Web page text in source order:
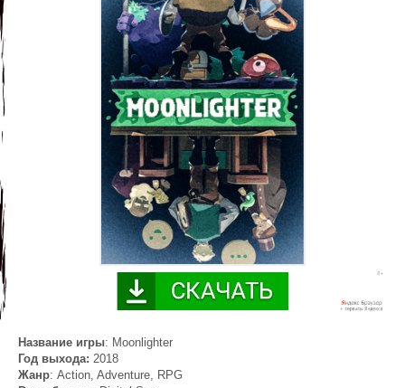
Название игры: Moonlighter
Год выхода: 2018
Жанр: Action, Adventure, RPG